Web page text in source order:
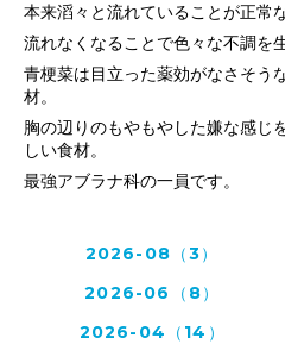
本来滔々と流れていることが正常な
流れなくなることで色々な不調を
青梗菜は目立った薬効がなさそう
材。
胸の辺りのもやもやした嫌な感じ
しい食材。
最強アブラナ科の一員です。
2026-08（3）
2026-06（8）
2026-04（14）